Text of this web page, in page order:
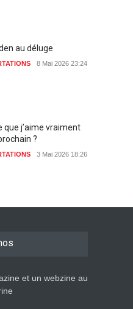
au déluge
8 Mai 2026 23:24
que j’aime vraiment
?
3 Mai 2026 18:26
au déluge
la fondation du
et un webzine au